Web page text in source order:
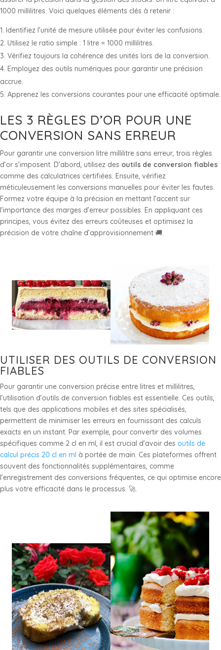
1000 millilitres. Voici quelques éléments clés à retenir :
Identifiez l’unité de mesure utilisée pour éviter les confusions.
Utilisez le ratio simple : 1 litre = 1000 millilitres.
Vérifiez toujours la cohérence des unités lors de la conversion.
Employez des outils numériques pour garantir une précision
accrue.
Apprenez les conversions courantes pour une efficacité optimale.
LES 3 RÈGLES D’OR POUR UNE
CONVERSION SANS ERREUR
Pour garantir une conversion litre millilitre sans erreur, trois règles
d’or s’imposent. D’abord, utilisez des outils de conversion fiables
comme des calculatrices certifiées. Ensuite, vérifiez
méticuleusement les conversions manuelles pour éviter les fautes.
Formez votre équipe à la précision en mettant l’accent sur
l’importance des marges d’erreur possibles. En appliquant ces
principes, vous évitez des erreurs coûteuses et optimisez la
précision de votre chaîne d’approvisionnement 🚚.
UTILISER DES OUTILS DE CONVERSION
FIABLES
Pour garantir une conversion précise entre litres et millilitres,
l’utilisation d’outils de conversion fiables est essentielle. Ces outils,
tels que des applications mobiles et des sites spécialisés,
permettent de minimiser les erreurs en fournissant des calculs
exacts en un instant. Par exemple, pour convertir des volumes
spécifiques comme 2 cl en ml, il est crucial d’avoir des outils de
calcul précis 20 cl en ml à portée de main. Ces plateformes offrent
souvent des fonctionnalités supplémentaires, comme
l’enregistrement des conversions fréquentes, ce qui optimise encore
plus votre efficacité dans le processus. 🚀.